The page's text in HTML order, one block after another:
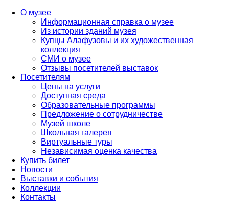
О музее
Информационная справка о музее
Из истории зданий музея
Купцы Алафузовы и их художественная
коллекция
СМИ о музее
Отзывы посетителей выставок
Посетителям
Цены на услуги
Доступная среда
Образовательные программы
Предложение о сотрудничестве
Музей школе
Школьная галерея
Виртуальные туры
Независимая оценка качества
Купить билет
Новости
Выставки и события
Коллекции
Контакты